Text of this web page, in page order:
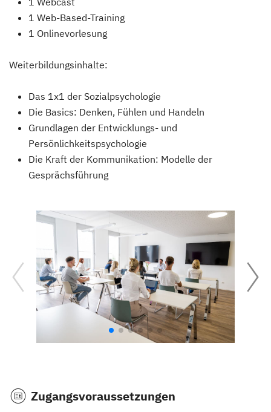
1 Web-Based-Training
1 Onlinevorlesung
Weiterbildungsinhalte:
Das 1x1 der Sozialpsychologie
Die Basics: Denken, Fühlen und Handeln
Grundlagen der Entwicklungs- und
Persönlichkeitspsychologie
Die Kraft der Kommunikation: Modelle der
Gesprächsführung
Zugangsvoraussetzungen